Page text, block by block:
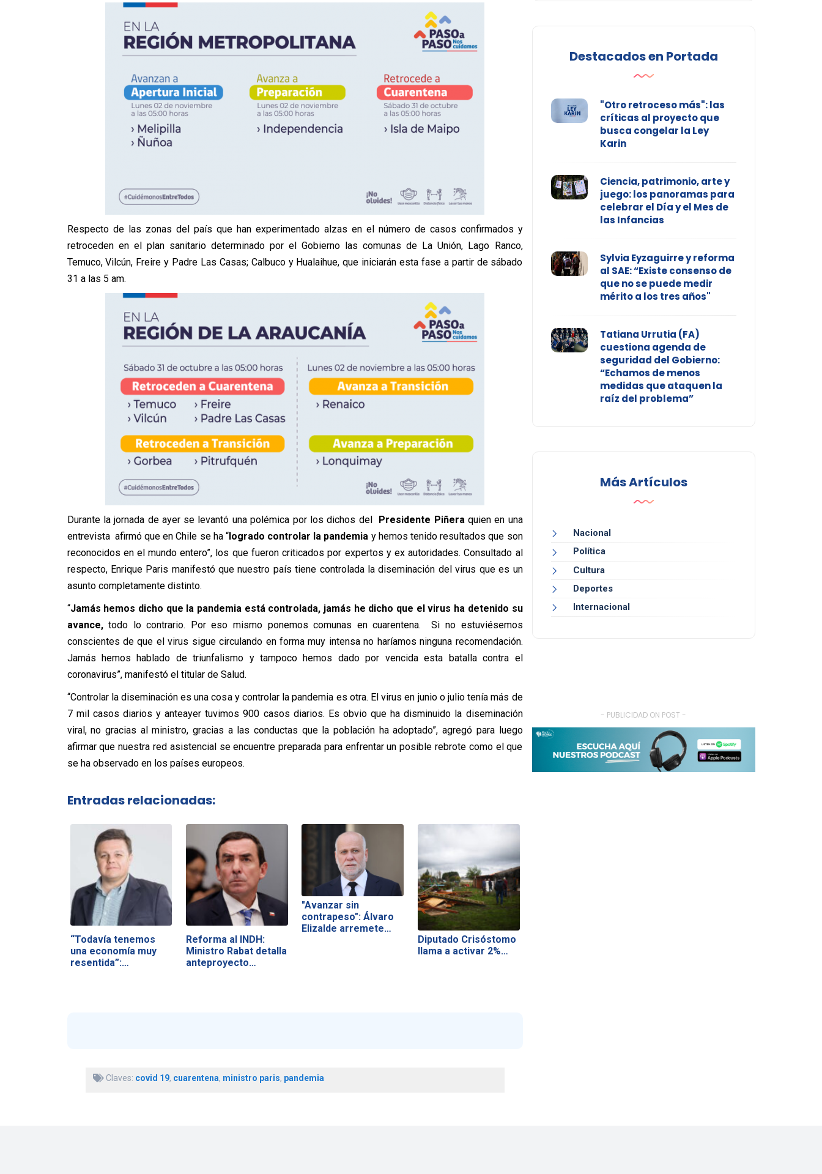
Respecto de las zonas del país que han experimentado alzas en el número de casos confirmados y
retroceden en el plan sanitario determinado por el Gobierno las comunas de La Unión, Lago Ranco,
Temuco, Vilcún, Freire y Padre Las Casas; Calbuco y Hualaihue, que iniciarán esta fase a partir de sábado
31 a las 5 am.
Durante la jornada de ayer se levantó una polémica por los dichos del Presidente Piñeraquien en una
entrevista afirmó que en Chile se ha “logrado controlar la pandemia y hemos tenido resultados que son
reconocidos en el mundo entero”, los que fueron criticados por expertos y ex autoridades. Consultado al
respecto, Enrique Paris manifestó que nuestro país tiene controlada la diseminación del virus que es un
asunto completamente distinto.
“Jamás hemos dicho que la pandemia está controlada, jamás he dicho que el virus ha detenido su
avance,todo lo contrario. Por eso mismo ponemos comunas en cuarentena. Si no estuviésemos
conscientes de que el virus sigue circulando en forma muy intensa no haríamos ninguna recomendación.
Jamás hemos hablado de triunfalismo y tampoco hemos dado por vencida esta batalla contra el
coronavirus”, manifestó el titular de Salud.
“Controlar la diseminación es una cosa y controlar la pandemia es otra. El virus en junio o julio tenía más de
7 mil casos diarios y anteayer tuvimos 900 casos diarios. Es obvio que ha disminuido la diseminación
viral, no gracias al ministro, gracias a las conductas que la población ha adoptado”, agregó para luego
afirmar que nuestra red asistencial se encuentre preparada para enfrentar un posible rebrote como el que
se ha observado en los países europeos.
Entradas relacionadas:
“Todavía tenemos
una economía muy
resentida”:…
Reforma al INDH:
Ministro Rabat detalla
anteproyecto…
"Avanzar sin
contrapeso": Álvaro
Elizalde arremete…
Diputado Crisóstomo
llama a activar 2%…
Claves: covid 19, cuarentena, ministro paris, pandemia
Destacados en Portada
"Otro retroceso más": las
críticas al proyecto que
busca congelar la Ley
Karin
Ciencia, patrimonio, arte y
juego: los panoramas para
celebrar el Día y el Mes de
las Infancias
Sylvia Eyzaguirre y reforma
al SAE: “Existe consenso de
que no se puede medir
mérito a los tres años"
Tatiana Urrutia (FA)
cuestiona agenda de
seguridad del Gobierno:
“Echamos de menos
medidas que ataquen la
raíz del problema”
Más Artículos
Nacional
Política
Cultura
Deportes
Internacional
- PUBLICIDAD ON POST -